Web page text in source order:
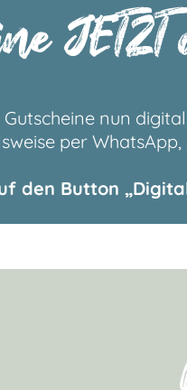
nun
per
den Button